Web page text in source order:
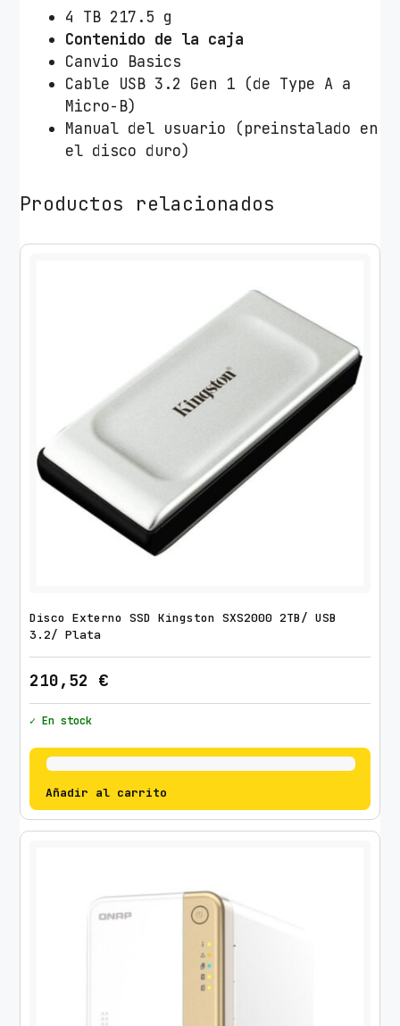
4 TB 217.5 g
Contenido de la caja
Canvio Basics
Cable USB 3.2 Gen 1 (de Type A a
Micro-B)
Manual del usuario (preinstalado en
el disco duro)
Productos relacionados
Disco Externo SSD Kingston SXS2000 2TB/ USB
3.2/ Plata
210,52 €
✓ En stock
Añadir al carrito